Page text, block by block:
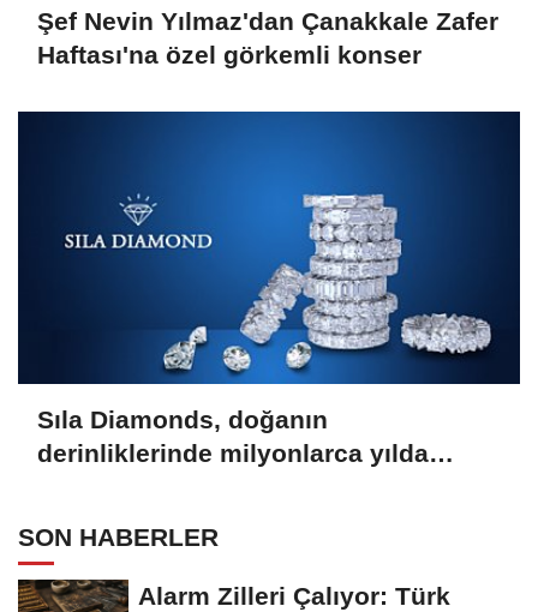
Şef Nevin Yılmaz'dan Çanakkale Zafer
Haftası'na özel görkemli konser
Sıla Diamonds, doğanın
derinliklerinde milyonlarca yılda
SON HABERLER
Alarm Zilleri Çalıyor: Türk